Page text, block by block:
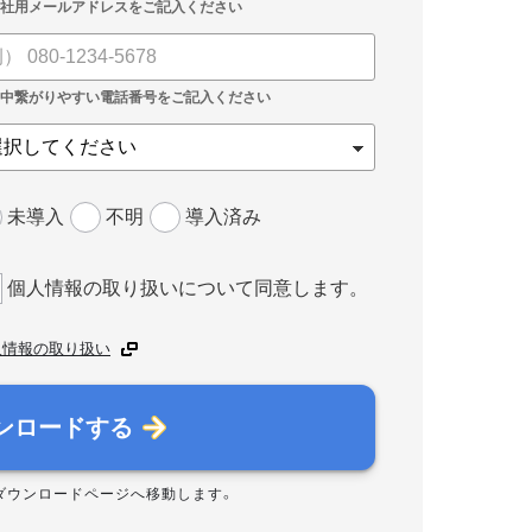
未導入 不明 導入済み
個人情報の取り扱いについて同意します。
報の取り扱い
ロードする
ウンロードページへ移動します。